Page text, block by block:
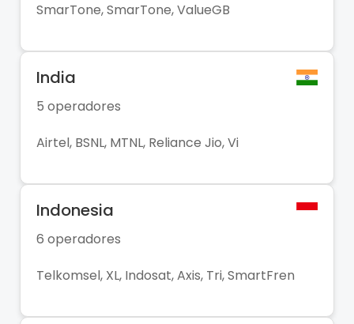
SmarTone, SmarTone, ValueGB
India
5 operadores
Airtel, BSNL, MTNL, Reliance Jio, Vi
Indonesia
6 operadores
Telkomsel, XL, Indosat, Axis, Tri, SmartFren